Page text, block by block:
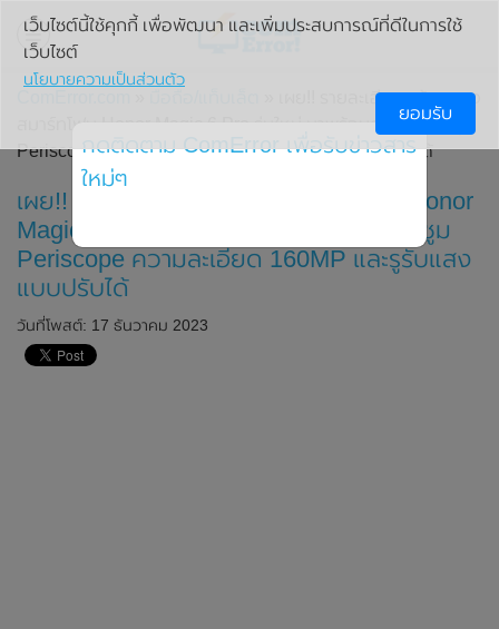
» เผย!! รายละเอียดกล้องของ
สมาร์ทโฟน Honor Magic 6 Pro รุ่นใหม่ มาพร้อมกล้องเลนส์ซูม
Periscope ความละเอียด 160MP และรูรับแสงแบบปรับได้
เผย!! รายละเอียดกล้องของสมาร์ทโฟน Honor
Magic 6 Pro รุ่นใหม่ มาพร้อมกล้องเลนส์ซูม
Periscope ความละเอียด 160MP และรูรับแสง
แบบปรับได้
วันที่โพสต์: 17 ธันวาคม 2023
เว็บไซต์นี้ใช้คุกกี้ เพื่อพัฒนา และเพิ่มประสบการณ์ที่ดีในการใช้
เว็บไซต์
นโยบายความเป็นส่วนตัว
ยอมรับ
กดติดตาม ComError เพื่อรับข่าวสาร
ใหม่ๆ